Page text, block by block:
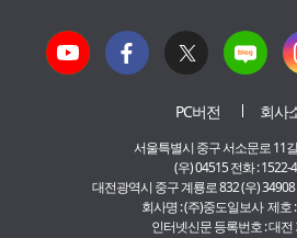
PC버전 회사
서울특별시 중구 서소문로 11
(우) 04515 전화 : 1522-
대전광역시 중구 계룡로 832 (우)
회사명 : (주)중도일보사 제호
인터넷신문 등록번호 : 대전